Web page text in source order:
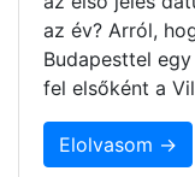
az év? Arról,
Budapesttel
fel elsőként a
Elolvasom →